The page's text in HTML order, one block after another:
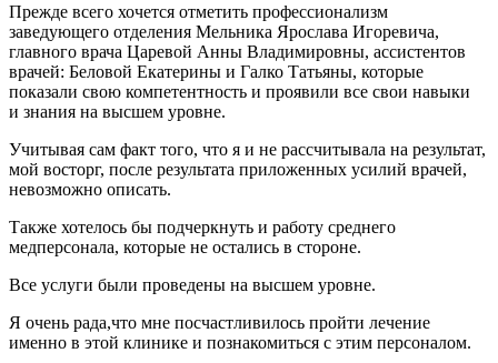
Прежде всего хочется отметить профессионализм
заведующего отделения Мельника Ярослава Игоревича,
главного врача Царевой Анны Владимировны, ассистентов
врачей: Беловой Екатерины и Галко Татьяны, которые
показали свою компетентность и проявили все свои навыки
и знания на высшем уровне.
Учитывая сам факт того, что я и не рассчитывала на результат,
мой восторг, после результата приложенных усилий врачей,
невозможно описать.
Также хотелось бы подчеркнуть и работу среднего
медперсонала, которые не остались в стороне.
Все услуги были проведены на высшем уровне.
Я очень рада,что мне посчастливилось пройти лечение
именно в этой клинике и познакомиться с этим персоналом.